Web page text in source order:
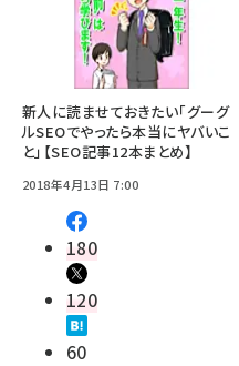
新人に読ませておきたい「グーグ
ルSEOでやったら本当にヤバいこ
と」【SEO記事12本まとめ】
2018年4月13日 7:00
180
120
60